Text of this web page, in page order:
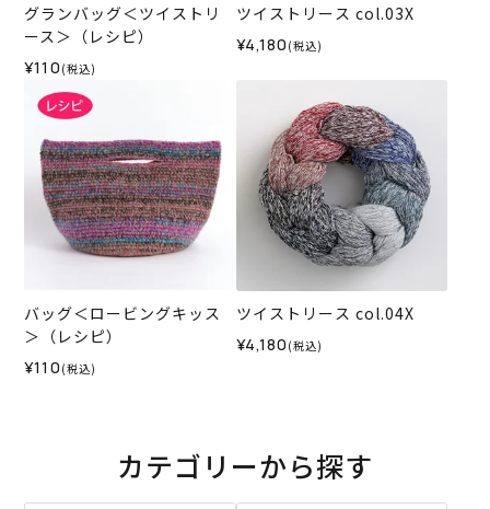
グランバッグ＜ツイストリ
ース＞（レシピ）
¥110 (税込)
ツイストリース col.03X
¥4,180 (税込)
バッグ＜ロービングキッス
＞（レシピ）
¥110 (税込)
ツイストリース col.04X
¥4,180 (税込)
カテゴリーから探す